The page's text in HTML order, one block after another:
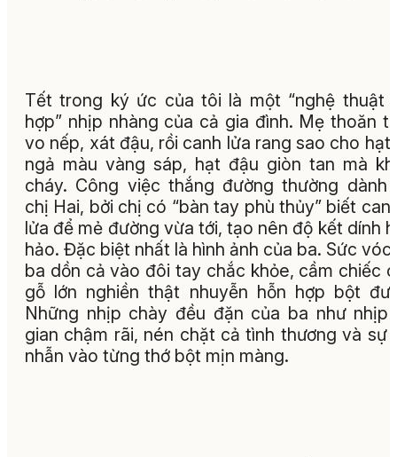
Tết trong ký ức của tôi là một “nghệ thuật
hợp” nhịp nhàng của cả gia đình. Mẹ thoăn
vo nếp, xát đậu, rồi canh lửa rang sao cho hạt
ngả màu vàng sáp, hạt đậu giòn tan mà
cháy. Công việc thắng đường thường dành
chị Hai, bởi chị có “bàn tay phù thủy” biết
lửa để mẻ đường vừa tới, tạo nên độ kết dính
hảo. Đặc biệt nhất là hình ảnh của ba. Sức vóc
ba dồn cả vào đôi tay chắc khỏe, cầm chiếc
gỗ lớn nghiền thật nhuyễn hỗn hợp bột
Những nhịp chày đều đặn của ba như nhịp
gian chậm rãi, nén chặt cả tình thương và sự
nhẫn vào từng thớ bột mịn màng.